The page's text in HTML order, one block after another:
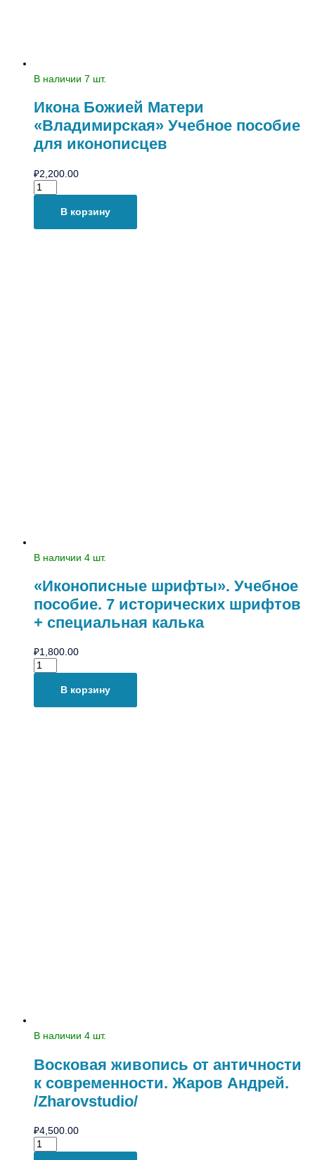
В наличии 7 шт.
Икона Божией Матери
«Владимирская» Учебное пособие
для иконописцев
₽2,200.00
В корзину
В наличии 4 шт.
«Иконописные шрифты». Учебное
пособие. 7 исторических шрифтов
+ специальная калька
₽1,800.00
В корзину
В наличии 4 шт.
Восковая живопись от античности
к современности. Жаров Андрей.
/Zharovstudio/
₽4,500.00